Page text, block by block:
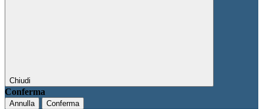
Chiudi
Conferma
Annulla Conferma